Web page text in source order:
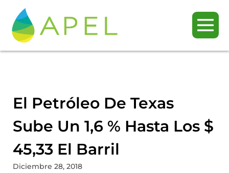
El Petróleo De Texas
Sube Un 1,6 % Hasta Los $
45,33 El Barril
Diciembre 28, 2018